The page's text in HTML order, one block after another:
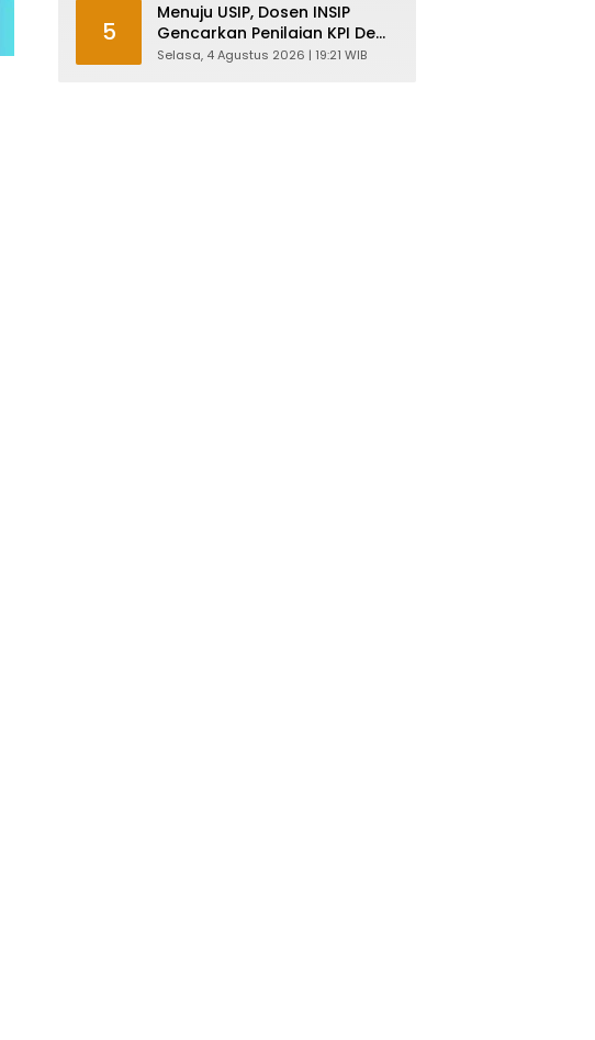
Tenaga Kerja
5
Menuju USIP, Dosen INSIP
Gencarkan Penilaian KPI Demi
Mutu Akademik
Selasa, 4 Agustus 2026 | 19:21 WIB